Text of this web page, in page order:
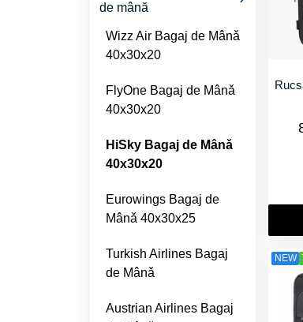
de mână
Wizz Air Bagaj de Mânǎ
40x30x20
FlyOne Bagaj de Mânǎ
40x30x20
HiSky Bagaj de Mânǎ
40x30x20
Eurowings Bagaj de
Mânǎ 40x30x25
Turkish Airlines Bagaj
de Mânǎ
Austrian Airlines Bagaj
NEW